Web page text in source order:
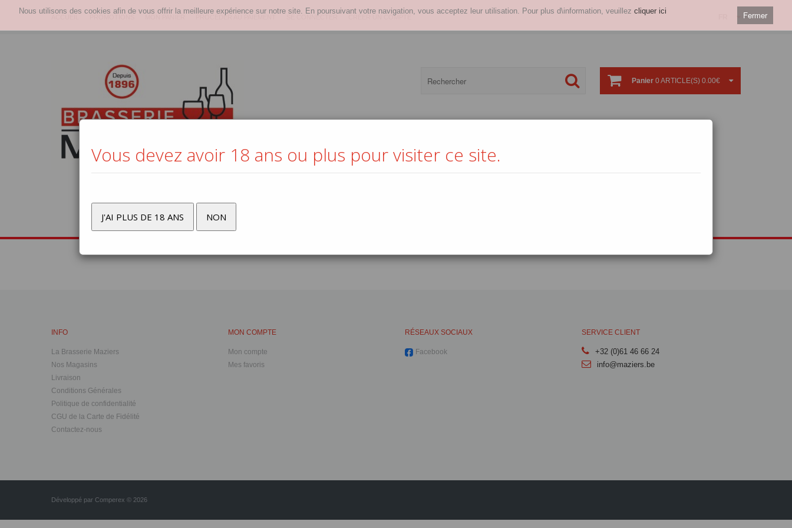
PROCÉDER AU PAIEMENT SE CONNECTER CRÉER UN COMPTE
Panier 0 ARTICLE(S) 0.00€
Vous devez avoir 18 ans ou plus pour visiter ce site.
J'AI PLUS DE 18 ANS NON
INFO
La Brasserie Maziers
Nos Magasins
Livraison
Conditions Générales
Politique de confidentialité
CGU de la Carte de Fidélité
Contactez-nous
MON COMPTE
Mon compte
Mes favoris
RÉSEAUX SOCIAUX
Facebook
SERVICE CLIENT
+32 (0)61 46 66 24
info@maziers.be
Développé par Comperex © 2026
Fermer
Nous utilisons des cookies afin de vous offrir la meilleure expérience sur notre site. En poursuivant votre navigation, vous acceptez leur utilisation. Pour plus d\information, veuillez cliquer ici